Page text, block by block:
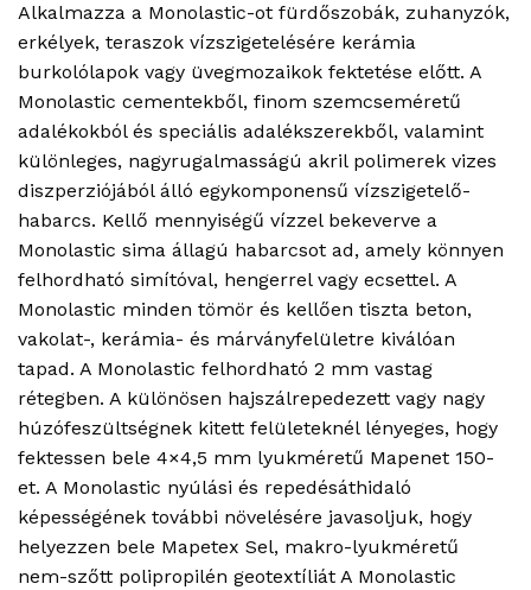
Alkalmazza a Monolastic-ot fürdőszobák, zuhanyzók,
erkélyek, teraszok vízszigetelésére kerámia
burkolólapok vagy üvegmozaikok fektetése előtt. A
Monolastic cementekből, finom szemcseméretű
adalékokból és speciális adalékszerekből, valamint
különleges, nagyrugalmasságú akril polimerek vizes
diszperziójából álló egykomponensű vízszigetelő-
habarcs. Kellő mennyiségű vízzel bekeverve a
Monolastic sima állagú habarcsot ad, amely könnyen
felhordható simítóval, hengerrel vagy ecsettel. A
Monolastic minden tömör és kellően tiszta beton,
vakolat-, kerámia- és márványfelületre kiválóan
tapad. A Monolastic felhordható 2 mm vastag
rétegben. A különösen hajszálrepedezett vagy nagy
húzófeszültségnek kitett felületeknél lényeges, hogy
fektessen bele 4×4,5 mm lyukméretű Mapenet 150-
et. A Monolastic nyúlási és repedésáthidaló
képességének további növelésére javasoljuk, hogy
helyezzen bele Mapetex Sel, makro-lyukméretű
nem-szőtt polipropilén geotextíliát A Monolastic